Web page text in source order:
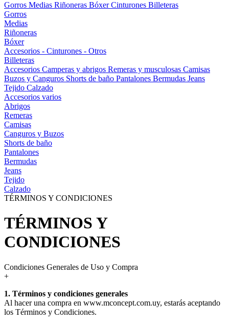
Gorros Medias Riñoneras BóxerCinturones Billeteras
Gorros
Medias
Riñoneras
Bóxer
Accesorios - Cinturones - Otros
Billeteras
Accesorios Camperas y abrigos Remeras y musculosas Camisas
Buzos y Canguros Shorts de baño Pantalones Bermudas Jeans
Tejido Calzado
Accesorios varios
Abrigos
Remeras
Camisas
Canguros y Buzos
Shorts de baño
Pantalones
Bermudas
Jeans
Tejido
Calzado
TÉRMINOS Y CONDICIONES
TÉRMINOS Y
CONDICIONES
Condiciones Generales de Uso y Compra
+
1. Términos y condiciones generales
Al hacer una compra en www.mconcept.com.uy, estarás aceptando
los Términos y Condiciones.